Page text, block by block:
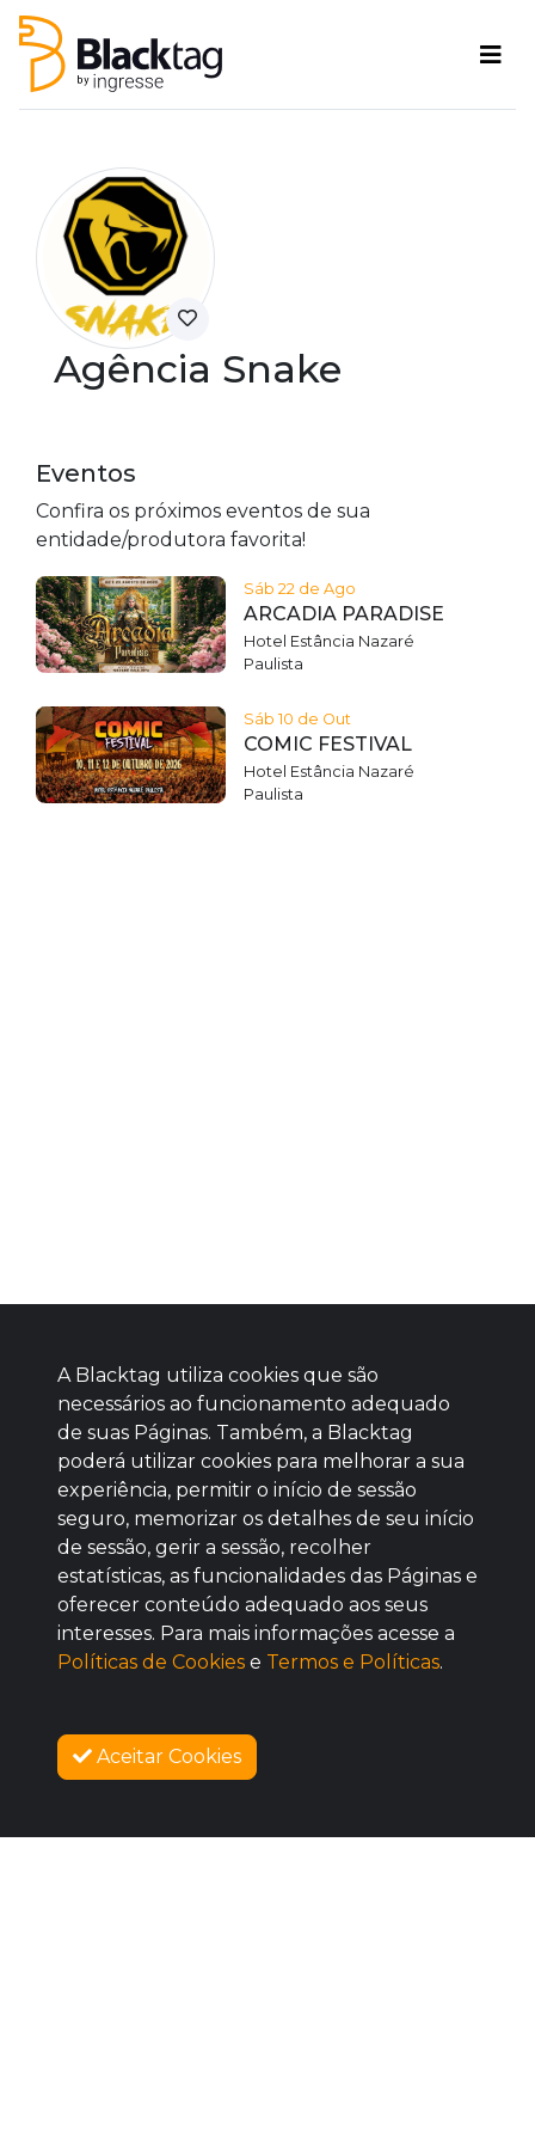
Agência Snake
Eventos
Confira os próximos eventos de sua
entidade/produtora favorita!
Sáb 22 de Ago
ARCADIA PARADISE
Hotel Estância Nazaré
Paulista
Sáb 10 de Out
COMIC FESTIVAL
Hotel Estância Nazaré
Paulista
Baixe agora nosso app
SOBRE NÓS
A Blacktag utiliza cookies que são
necessários ao funcionamento adequado
de suas Páginas. Também, a Blacktag
poderá utilizar cookies para melhorar a sua
experiência, permitir o início de sessão
seguro, memorizar os detalhes de seu início
de sessão, gerir a sessão, recolher
estatísticas, as funcionalidades das Páginas e
oferecer conteúdo adequado aos seus
interesses. Para mais informações acesse a
Políticas de Cookies e Termos e Políticas.
Aceitar Cookies